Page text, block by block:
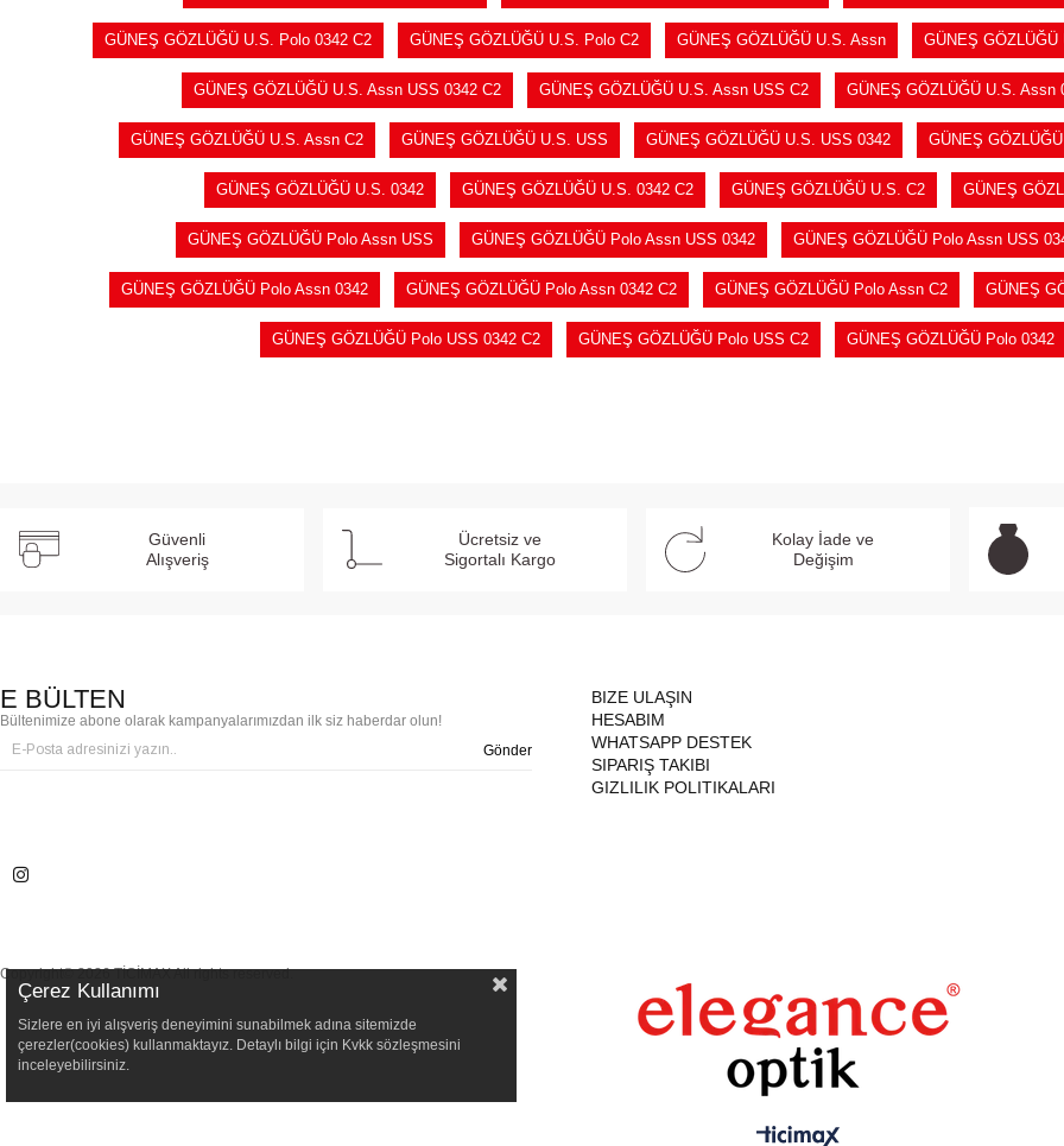
GÜNEŞ GÖZLÜĞÜ U.S. Polo 0342 C2 GÜNEŞ GÖZLÜĞÜ U.S. Polo C2 GÜNEŞ GÖZLÜĞÜ U.S. Assn GÜNEŞ
GÜNEŞ GÖZLÜĞÜ U.S. Assn USS 0342 C2 GÜNEŞ GÖZLÜĞÜ U.S. Assn USS C2 GÜNEŞ GÖZLÜĞÜ U.S. Assn
GÜNEŞ GÖZLÜĞÜ U.S. Assn C2 GÜNEŞ GÖZLÜĞÜ U.S. USS GÜNEŞ GÖZLÜĞÜ U.S. USS 0342 GÜNEŞ
GÜNEŞ GÖZLÜĞÜ U.S. 0342 GÜNEŞ GÖZLÜĞÜ U.S. 0342 C2 GÜNEŞ GÖZLÜĞÜ U.S. C2 GÜNEŞ
GÜNEŞ GÖZLÜĞÜ Polo Assn USS GÜNEŞ GÖZLÜĞÜ Polo Assn USS 0342 GÜNEŞ GÖZLÜĞÜ Polo Assn USS
GÜNEŞ GÖZLÜĞÜ Polo Assn 0342 GÜNEŞ GÖZLÜĞÜ Polo Assn 0342 C2 GÜNEŞ GÖZLÜĞÜ Polo Assn C2 GÜNEŞ
GÜNEŞ GÖZLÜĞÜ Polo USS 0342 C2 GÜNEŞ GÖZLÜĞÜ Polo USS C2 GÜNEŞ GÖZLÜĞÜ Polo 0342
Güvenli
Alışveriş
Ücretsiz ve
Sigortalı Kargo
Kolay İade ve
Değişim
E BÜLTEN
Bültenimize abone olarak kampanyalarımızdan ilk siz haberdar olun!
Gönder
BIZE ULAŞIN
HESABIM
WHATSAPP DESTEK
SIPARIŞ TAKIBI
GIZLILIK POLITIKALARI
Copyright© 2026 TİCİMAX All rights reserved.
Çerez Kullanımı
Sizlere en iyi alışveriş deneyimini sunabilmek adına sitemizde
çerezler(cookies) kullanmaktayız. Detaylı bilgi için Kvkk sözleşmesini
inceleyebilirsiniz.